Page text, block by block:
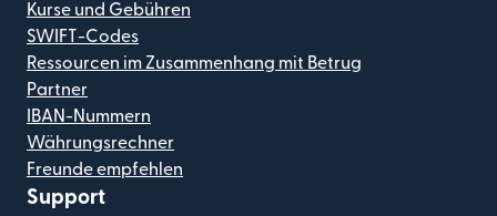
Kurse und Gebühren
SWIFT-Codes
Ressourcen im Zusammenhang mit Betrug
Partner
IBAN-Nummern
Währungsrechner
Freunde empfehlen
Support